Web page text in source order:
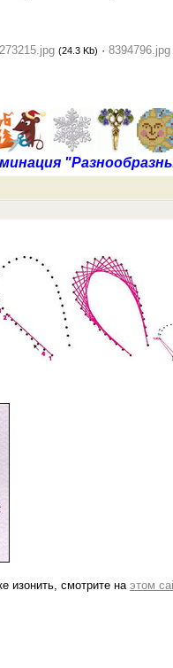
(24.3 Kb) · 8394796.jpg
изонить, смотрите на этом